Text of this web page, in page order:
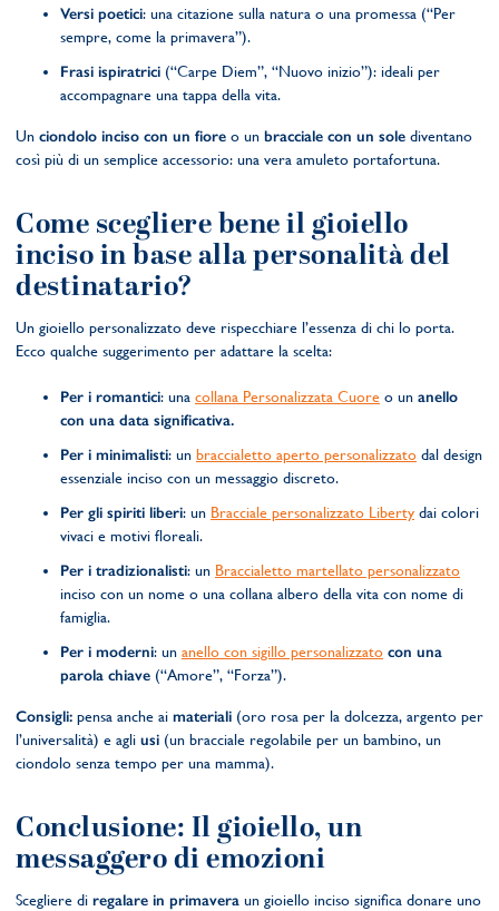
Versi poetici: una citazione sulla natura o una promessa (“Per
sempre, come la primavera”).
Frasi ispiratrici (“Carpe Diem”, “Nuovo inizio”): ideali per
accompagnare una tappa della vita.
Un ciondolo inciso con un fiore o un bracciale con un sole diventano
così più di un semplice accessorio: una vera amuleto portafortuna.
Come scegliere bene il gioiello
inciso in base alla personalità del
destinatario?
Un gioiello personalizzato deve rispecchiare l’essenza di chi lo porta.
Ecco qualche suggerimento per adattare la scelta:
Per i romantici: una collana Personalizzata Cuore o un anello
con una data significativa.
Per i minimalisti: un braccialetto aperto personalizzato dal design
essenziale inciso con un messaggio discreto.
Per gli spiriti liberi: un Bracciale personalizzato Liberty dai colori
vivaci e motivi floreali.
Per i tradizionalisti: un Braccialetto martellato personalizzato
inciso con un nome o una collana albero della vita con nome di
famiglia.
Per i moderni: un anello con sigillo personalizzato con una
parola chiave (“Amore”, “Forza”).
Consigli: pensa anche ai materiali (oro rosa per la dolcezza, argento per
l’universalità) e agli usi (un bracciale regolabile per un bambino, un
ciondolo senza tempo per una mamma).
Conclusione: Il gioiello, un
messaggero di emozioni
Scegliere di regalare in primavera un gioiello inciso significa donare uno